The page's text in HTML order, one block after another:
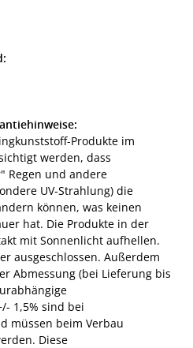
Produkte im
werden, dass
Regen und andere
UV-Strahlung) die
können, was keinen
hat. Die Produkte in der
mit Sonnenlicht aufhellen.
ausgeschlossen. Außerdem
Abmessung (bei Lieferung bis
1,5% sind bei
müssen beim Verbau
Diese